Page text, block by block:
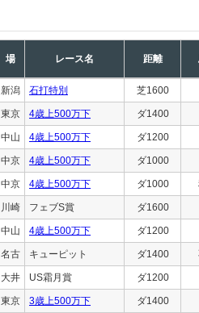
場 レース名 距離
新潟 石打特別 芝1600
東京 4歳上500万下 ダ1400
中山 4歳上500万下 ダ1200
中京 4歳上500万下 ダ1000
中京 4歳上500万下 ダ1000
川崎 フェブS賞 ダ1600
中山 4歳上500万下 ダ1200
名古 キューピット ダ1400
大井 US霜月賞 ダ1200
東京 3歳上500万下 ダ1400